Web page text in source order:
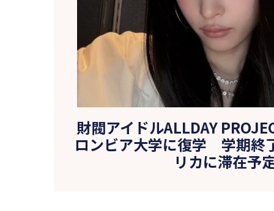
財閥アイドルALLDAY
ロンビア大学に復学 学期終
リカに滞在予